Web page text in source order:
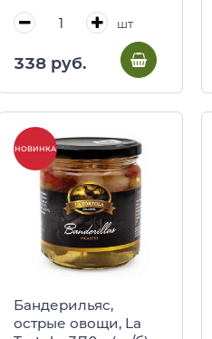
шт
338 руб.
НОВИНКА
Бандерильяс,
острые овощи, La